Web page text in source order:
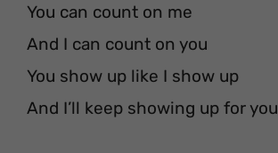
You can count on me
And I can count on you
You show up like I show up
And I’ll keep showing up for you